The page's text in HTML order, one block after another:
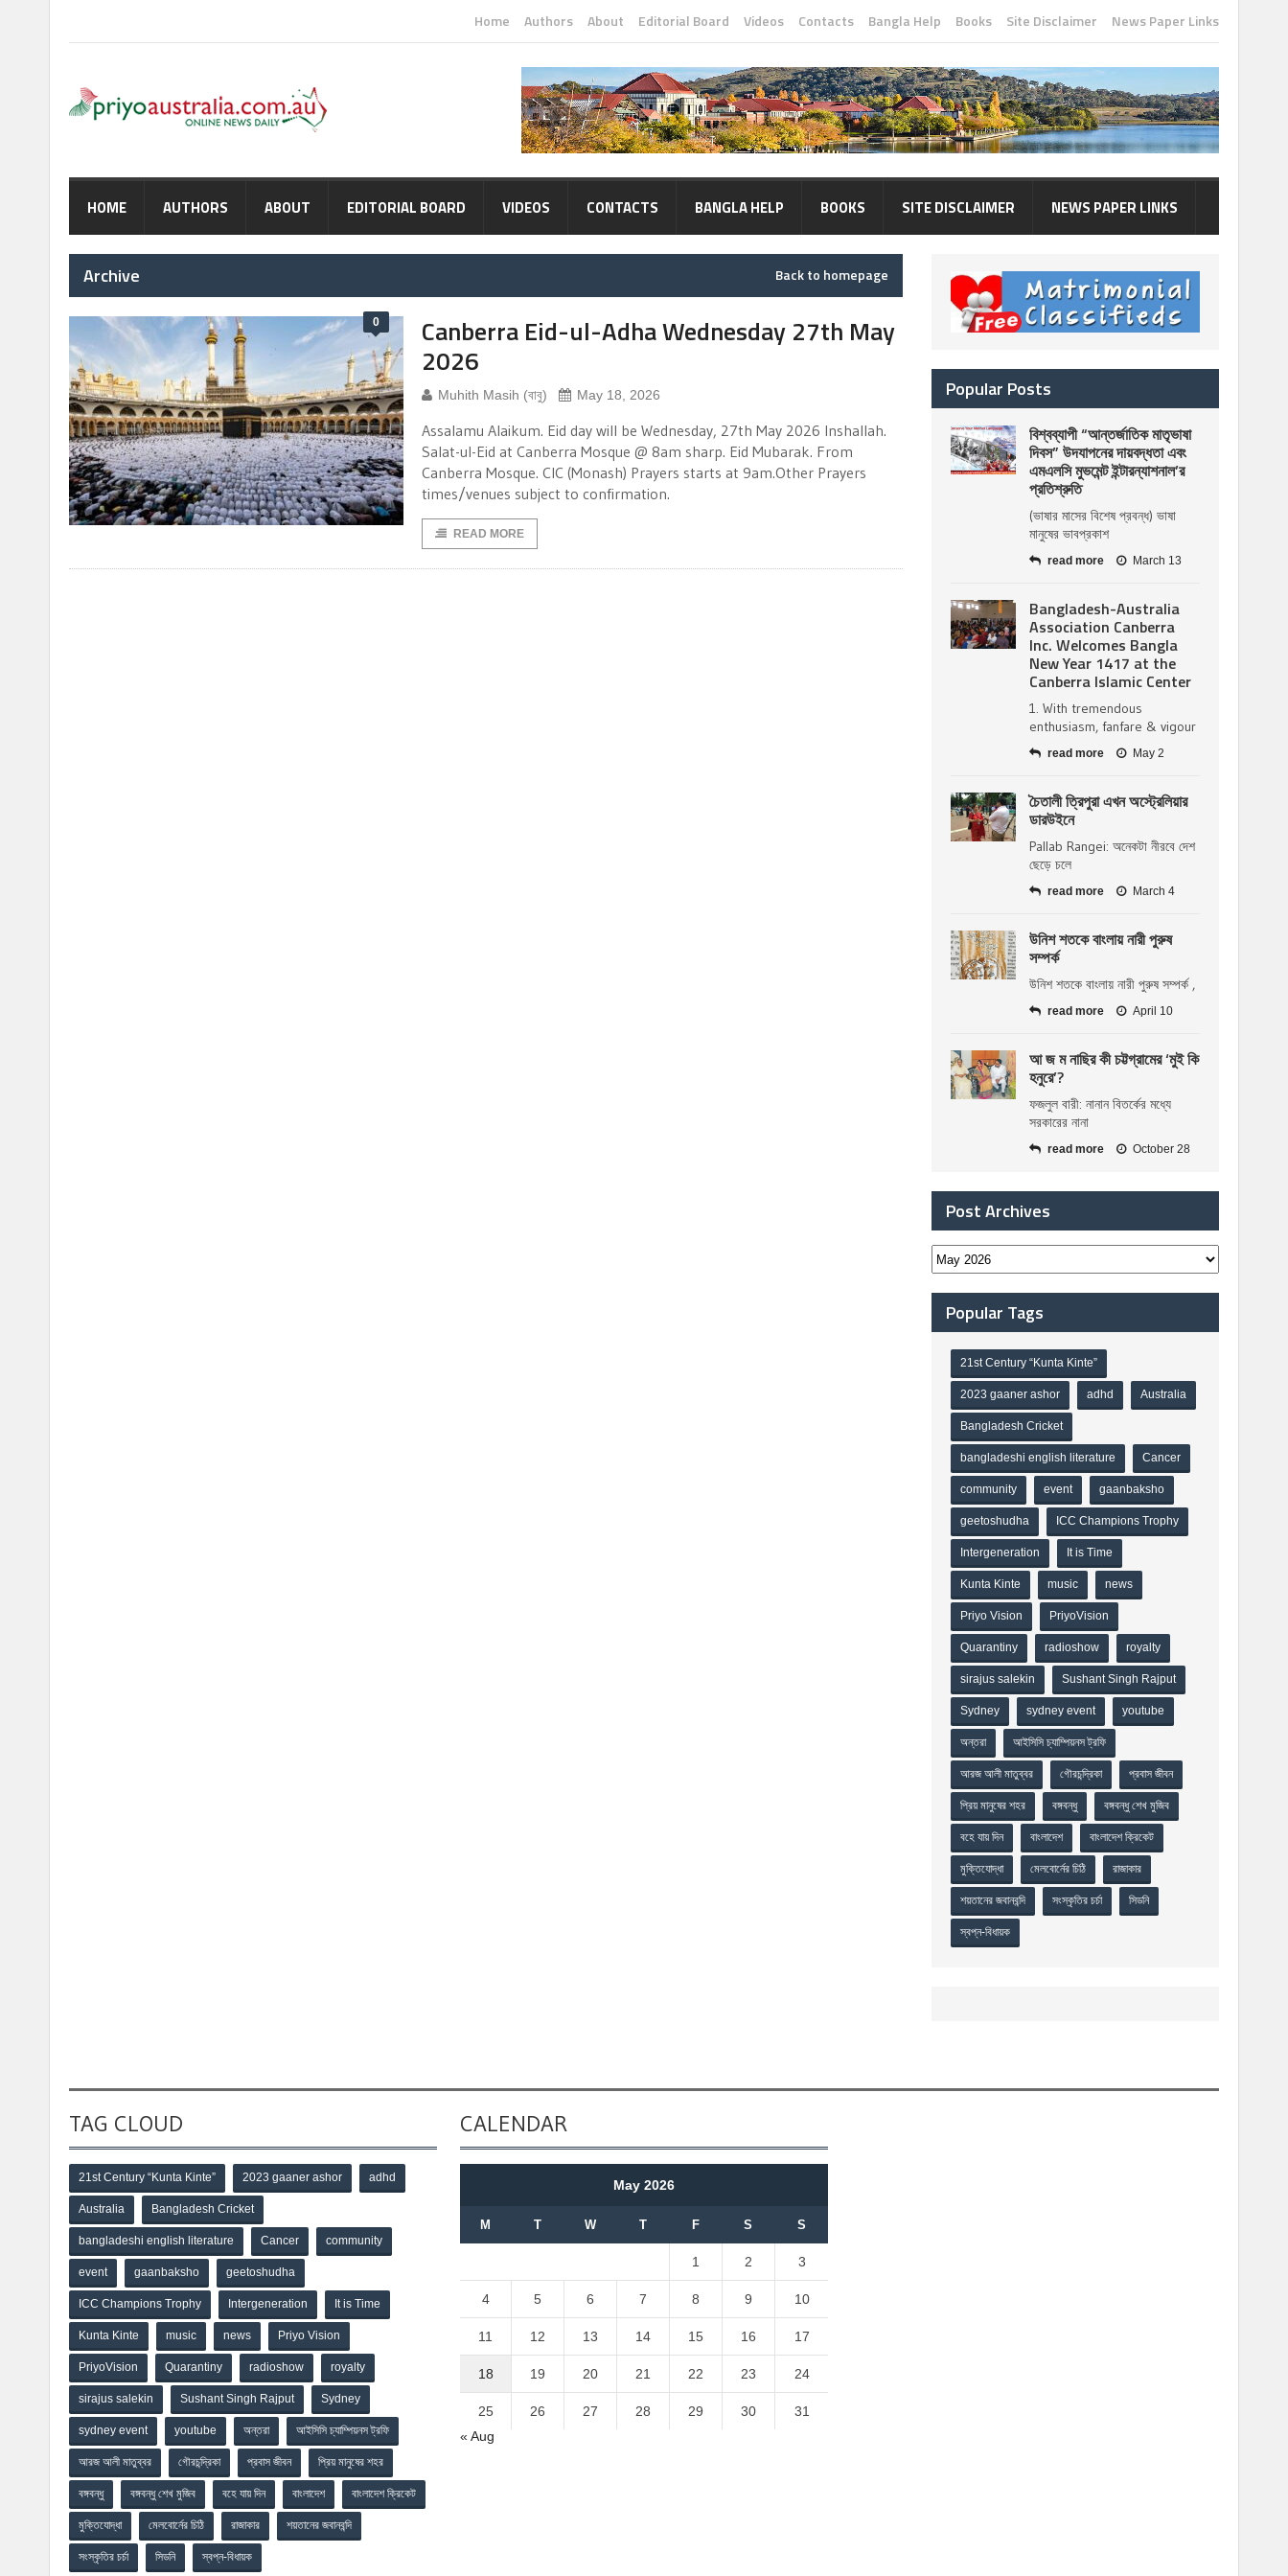
Home Authors About Editorial Board Videos Contacts Bangla Help Books Site Disclaimer News Paper Links
HOME AUTHORS ABOUT EDITORIAL BOARD VIDEOS CONTACTS BANGLA HELP BOOKS SITE DISCLAIMER NEWS PAPER LINKS
Archive Back to homepage
0 Canberra Eid-ul-Adha Wednesday 27th May
2026
Muhith Masih (বাবু) May 18, 2026
Assalamu Alaikum. Eid day will be Wednesday, 27th May 2026 Inshallah.
Salat-ul-Eid at Canberra Mosque @ 8am sharp. Eid Mubarak. From
Canberra Mosque. CIC (Monash) Prayers starts at 9am.Other Prayers
times/venues subject to confirmation.
READ MORE
Popular Posts
বিশ্বব্যাপী “আন্তর্জাতিক মাতৃভাষা
দিবস” উদযাপনের দায়বদ্ধতা এবং
এমএলসি মুভমেন্ট ইন্টারন্যাশনাল’র
প্রতিশ্রুতি
(ভাষার মাসের বিশেষ প্রবন্ধ) ভাষা
মানুষের ভাবপ্রকাশ
read more March 13
Bangladesh-Australia
Association Canberra
Inc. Welcomes Bangla
New Year 1417 at the
Canberra Islamic Center
1. With tremendous
enthusiasm, fanfare & vigour
read more May 2
চৈতালী ত্রিপুরা এখন অস্ট্রেলিয়ার
ডারউইনে
Pallab Rangei: অনেকটা নীরবে দেশ
ছেড়ে চলে
read more March 4
উনিশ শতকে বাংলায় নারী পুরুষ
সম্পর্ক
উনিশ শতকে বাংলায় নারী পুরুষ সম্পর্ক ,
read more April 10
আ জ ম নাছির কী চট্টগ্রামের ‘মুই কি
হনুরে’?
ফজলুল বারী: নানান বিতর্কের মধ্যে
সরকারের নানা
read more October 28
Post Archives
Popular Tags
21st Century “Kunta Kinte”
2023 gaaner ashor adhd Australia
Bangladesh Cricket
bangladeshi english literature Cancer
community event gaanbaksho
geetoshudha ICC Champions Trophy
Intergeneration It is Time
Kunta Kinte music news
Priyo Vision PriyoVision
Quarantiny radioshow royalty
sirajus salekin Sushant Singh Rajput
Sydney sydney event youtube
অন্তরা আইসিসি চ্যাম্পিয়নস ট্রফি
আরজ আলী মাতুব্বর গৌরচন্দ্রিকা প্রবাস জীবন
প্রিয় মানুষের শহর বঙ্গবন্ধু বঙ্গবন্ধু শেখ মুজিব
বহে যায় দিন বাংলাদেশ বাংলাদেশ ক্রিকেট
মুক্তিযোদ্ধা মেলবোর্নের চিঠি রাজাকার
শয়তানের জবানবন্দি সংস্কৃতির চর্চা সিডনি
স্বপ্ন-বিধায়ক
TAG CLOUD
21st Century “Kunta Kinte” 2023 gaaner ashor adhd
Australia Bangladesh Cricket
bangladeshi english literature Cancer community
event gaanbaksho geetoshudha
ICC Champions Trophy Intergeneration It is Time
Kunta Kinte music news Priyo Vision
PriyoVision Quarantiny radioshow royalty
sirajus salekin Sushant Singh Rajput Sydney
sydney event youtube অন্তরা আইসিসি চ্যাম্পিয়নস ট্রফি
আরজ আলী মাতুব্বর গৌরচন্দ্রিকা প্রবাস জীবন প্রিয় মানুষের শহর
বঙ্গবন্ধু বঙ্গবন্ধু শেখ মুজিব বহে যায় দিন বাংলাদেশ বাংলাদেশ ক্রিকেট
মুক্তিযোদ্ধা মেলবোর্নের চিঠি রাজাকার শয়তানের জবানবন্দি
সংস্কৃতির চর্চা সিডনি স্বপ্ন-বিধায়ক
CALENDAR
May 2026
M T W T F S S
1 2 3
4 5 6 7 8 9 10
11 12 13 14 15 16 17
18 19 20 21 22 23 24
25 26 27 28 29 30
31
« Aug